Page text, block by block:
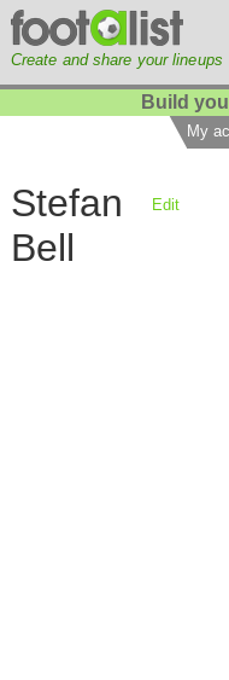
Create and share your lineups
Build
My
Stefan
Bell
Edit